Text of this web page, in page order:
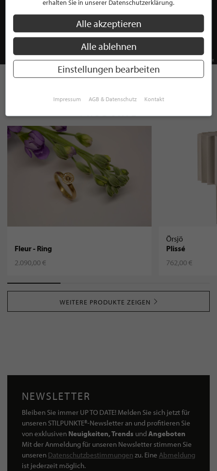
ENTDECKEN SIE INTERESSANTE
PRODUKTE
Fleur - Ring
2.090,00 €
Örsjö
Plissé
762,00 €
WEITERE PRODUKTE ZEIGEN
NEWSLETTER
Bleiben Sie immer UP TO DATE! Melden Sie sich jetzt für
unseren STILPUNKTE®-Newsletter an und profitieren Sie
von exklusiven Neuigkeiten, Trends undAngeboten
Mit der Anmeldung für unseren Newsletter stimmen Sie
unseren Datenschutzbestimmungen zu. Eine Abmeldung
ist jederzeit möglich.
erhalten Sie in unserer Datenschutzerklärung.
Alle akzeptieren
Alle ablehnen
Einstellungen bearbeiten
Impressum AGB & Datenschutz Kontakt